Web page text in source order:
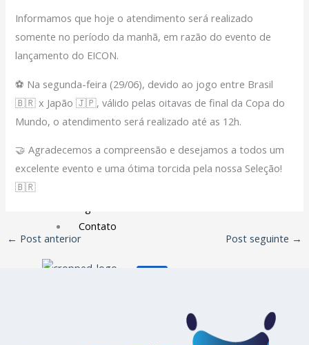
EICON
Serviços
Assessoria Juridica
Convênios
Vagas/Oportunidades
Contato
Informamos que hoje o atendimento será realizado
somente no período da manhã, em razão do evento de
lançamento do EICON.
⚽ Na segunda-feira (29/06), devido ao jogo entre Brasil
🇧🇷 x Japão 🇯🇵, válido pelas oitavas de final da Copa do
Mundo, o atendimento será realizado até as 12h.
🤝 Agradecemos a compreensão e desejamos a todos um
excelente evento e uma ótima torcida pela nossa Seleção!
🇧🇷
← Post anterior Post seguinte →